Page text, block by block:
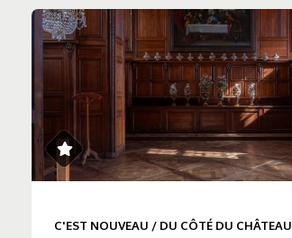
C'EST NOUVEAU / DU CÔTÉ DU CHÂTEAU